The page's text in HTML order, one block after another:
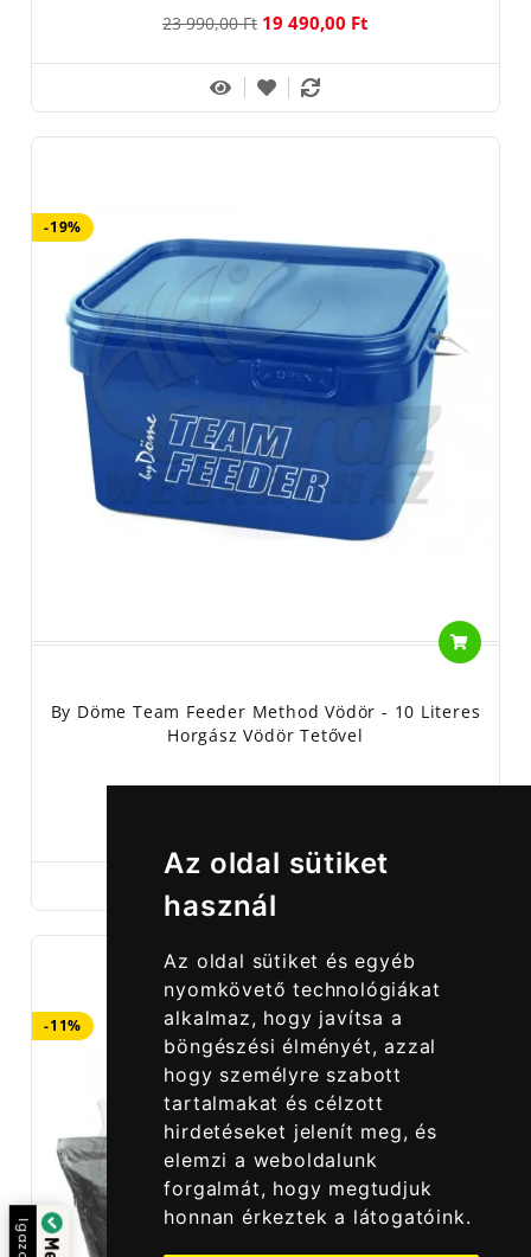
Az oldal sütiket
használ
Az oldal sütiket és egyéb
nyomkövető technológiákat
alkalmaz, hogy javítsa a
böngészési élményét, azzal
hogy személyre szabott
tartalmakat és célzott
hirdetéseket jelenít meg, és
elemzi a weboldalunk
forgalmát, hogy megtudjuk
honnan érkeztek a látogatóink.
23 990,00 Ft 19 490,00 Ft
-19%
By Döme Team Feeder Method Vödör - 10 Literes
Horgász Vödör Tetővel
-11%